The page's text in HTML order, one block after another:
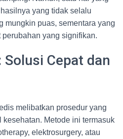
yang tidak selalu
mungkin puas, sementara yang
yang signifikan.
Cepat dan
melibatkan prosedur yang
Metode ini termasuk
elektrosurgery, atau